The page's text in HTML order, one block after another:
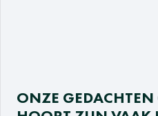
ONZE GEDACHTEN